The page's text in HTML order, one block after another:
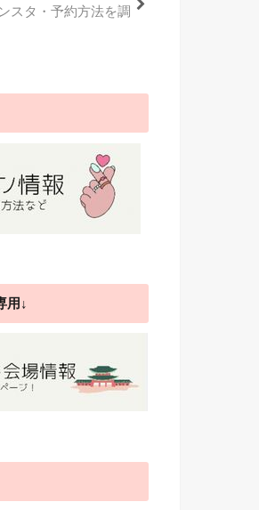
スタ・予約方法を調
用↓